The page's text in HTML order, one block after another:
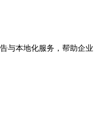
与本地化服务，帮助企业